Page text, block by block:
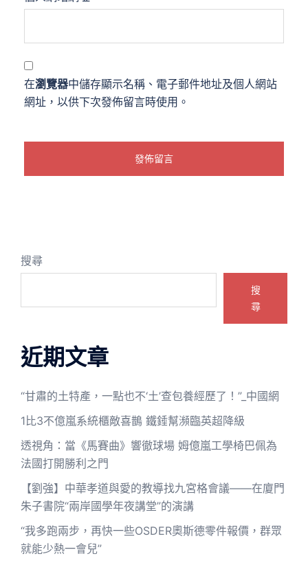
在瀏覽器中儲存顯示名稱、電子郵件地址及個人網站
網址，以供下次發佈留言時使用。
搜尋
搜
尋
近期文章
“甘肅的土特產，一點也不‘土’查包養經歷了！”_中國網
1比3不億嵐系統櫃敵喜鵲 鐵錘幫瀕臨英超降級
透視角：當《馬賽曲》響徹球場 姆億嵐工學椅巴佩為
法國打開勝利之門
【劉強】中華孝道與愛的教導找九宮格會議——在廈門
朱子書院“兩岸國學年夜講堂”的演講
“我多跑兩步，再快一些OSDER奧斯德零件報價，群眾
就能少熱一會兒”